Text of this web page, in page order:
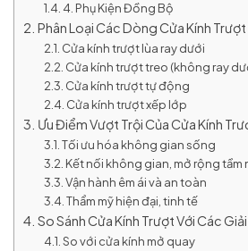
4. Phụ Kiện Đồng Bộ
Phân Loại Các Dòng Cửa Kính Trượt
Cửa kính trượt lùa ray dưới
Cửa kính trượt treo (không ray
Cửa kính trượt tự động
Cửa kính trượt xếp lớp
Ưu Điểm Vượt Trội Của Cửa Kính
Tối ưu hóa không gian sống
Kết nối không gian, mở rộng tầm
Vận hành êm ái và an toàn
Thẩm mỹ hiện đại, tinh tế
So Sánh Cửa Kính Trượt Với Các
So với cửa kính mở quay